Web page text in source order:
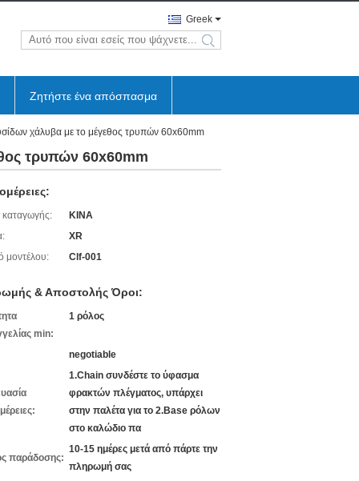
Greek
search
Ζητήστε ένα απόσπασμα
χάλυβα με το μέγεθος τρυπών 60x60mm
τρυπών 60x60mm
ΚΙΝΑ
XR
μοντέλου:
Clf-001
& Αποστολής Όροι:
min:
1 ρόλος
negotiable
1.Chain συνδέστε το ύφασμα
φρακτών πλέγματος, υπάρχει
στην παλέτα για το 2.Base ρόλων
στο καλώδιο πα
παράδοσης:
10-15 ημέρες μετά από πάρτε την
πληρωμή σας